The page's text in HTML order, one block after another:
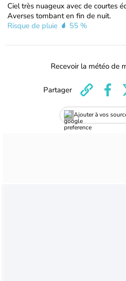
Ciel très nuageux avec de courtes
Averses tombant en fin de nuit.
Risque de pluie
55 %
Recevoir la météo de
Ajouter à vos
Partager